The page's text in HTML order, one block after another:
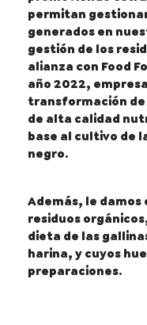
permitan
generados en
gestión de los
alianza con Food
año 2022,
transformación
de alta calidad
base al cultivo de
negro.
Además, le
residuos
dieta de las
harina, y cuyos
preparaciones.